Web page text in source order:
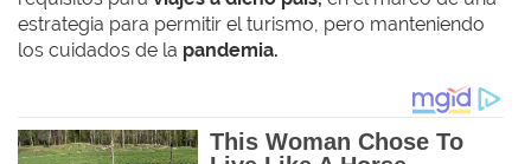
estrategia para permitir el turismo, pero manteniendo
los cuidados de la pandemia.